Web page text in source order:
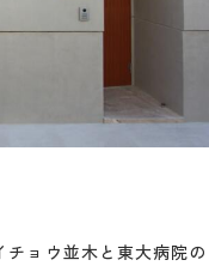
ョウ並木と東大病院の